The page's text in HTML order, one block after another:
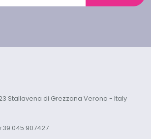
Stallavena di Grezzana Verona - Italy
045 907427